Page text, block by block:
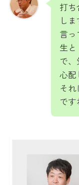
打
し
言
生と
で
心配
そ
です